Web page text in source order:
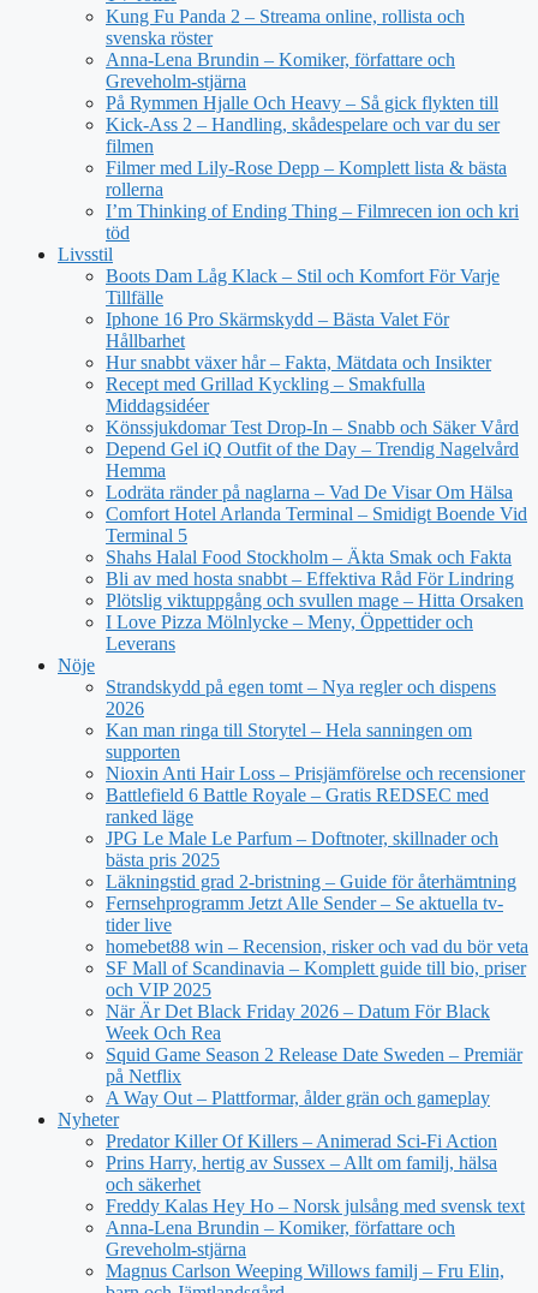
Kung Fu Panda 2 – Streama online, rollista och
svenska röster
Anna-Lena Brundin – Komiker, författare och
Greveholm-stjärna
På Rymmen Hjalle Och Heavy – Så gick flykten till
Kick-Ass 2 – Handling, skådespelare och var du ser
filmen
Filmer med Lily-Rose Depp – Komplett lista & bästa
rollerna
I’m Thinking of Ending Thing – Filmrecen ion och kri
töd
Livsstil
Boots Dam Låg Klack – Stil och Komfort För Varje
Tillfälle
Iphone 16 Pro Skärmskydd – Bästa Valet För
Hållbarhet
Hur snabbt växer hår – Fakta, Mätdata och Insikter
Recept med Grillad Kyckling – Smakfulla
Middagsidéer
Könssjukdomar Test Drop-In – Snabb och Säker Vård
Depend Gel iQ Outfit of the Day – Trendig Nagelvård
Hemma
Lodräta ränder på naglarna – Vad De Visar Om Hälsa
Comfort Hotel Arlanda Terminal – Smidigt Boende Vid
Terminal 5
Shahs Halal Food Stockholm – Äkta Smak och Fakta
Bli av med hosta snabbt – Effektiva Råd För Lindring
Plötslig viktuppgång och svullen mage – Hitta Orsaken
I Love Pizza Mölnlycke – Meny, Öppettider och
Leverans
Nöje
Strandskydd på egen tomt – Nya regler och dispens
2026
Kan man ringa till Storytel – Hela sanningen om
supporten
Nioxin Anti Hair Loss – Prisjämförelse och recensioner
Battlefield 6 Battle Royale – Gratis REDSEC med
ranked läge
JPG Le Male Le Parfum – Doftnoter, skillnader och
bästa pris 2025
Läkningstid grad 2-bristning – Guide för återhämtning
Fernsehprogramm Jetzt Alle Sender – Se aktuella tv-
tider live
homebet88 win – Recension, risker och vad du bör veta
SF Mall of Scandinavia – Komplett guide till bio, priser
och VIP 2025
När Är Det Black Friday 2026 – Datum För Black
Week Och Rea
Squid Game Season 2 Release Date Sweden – Premiär
på Netflix
A Way Out – Plattformar, ålder grän och gameplay
Nyheter
Predator Killer Of Killers – Animerad Sci-Fi Action
Prins Harry, hertig av Sussex – Allt om familj, hälsa
och säkerhet
Freddy Kalas Hey Ho – Norsk julsång med svensk text
Anna-Lena Brundin – Komiker, författare och
Greveholm-stjärna
Magnus Carlson Weeping Willows familj – Fru Elin,